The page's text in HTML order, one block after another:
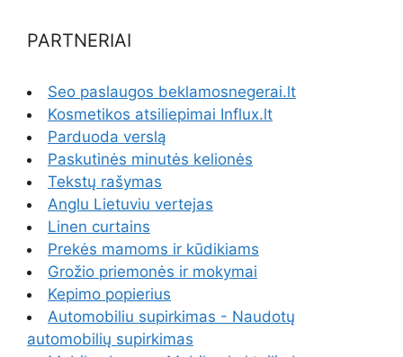
PARTNERIAI
Seo paslaugos beklamosnegerai.lt
Kosmetikos atsiliepimai Influx.lt
Parduoda verslą
Paskutinės minutės kelionės
Tekstų rašymas
Anglu Lietuviu vertejas
Linen curtains
Prekės mamoms ir kūdikiams
Grožio priemonės ir mokymai
Kepimo popierius
Automobiliu supirkimas - Naudotų
automobilių supirkimas